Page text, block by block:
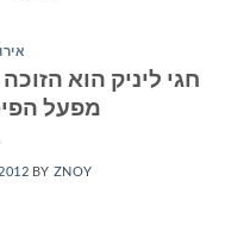
חגי ליניק הוא
מפעל הפיס
BY ZNOY